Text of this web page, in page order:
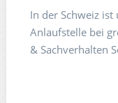
In der Schweiz
Anlaufstelle bei
& Sachverhalten